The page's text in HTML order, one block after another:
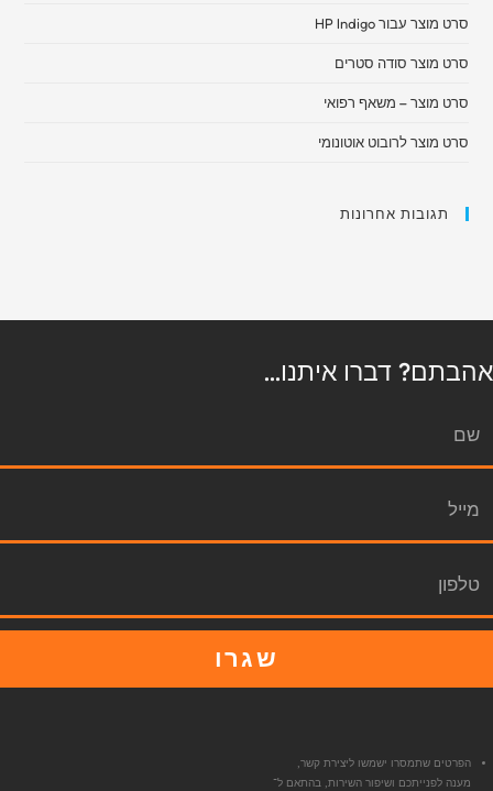
סרט מוצר עבור HP Indigo
סרט מוצר סודה סטרים
סרט מוצר – משאף רפואי​
סרט מוצר לרובוט אוטונומי
תגובות אחרונות
אהבתם? דברו איתנו...
שגרו
הפרטים שתמסרו ישמשו ליצירת קשר,
מענה לפנייתכם ושיפור השירות, בהתאם ל־